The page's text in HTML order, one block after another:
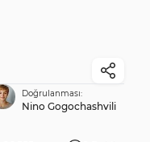
Doğrulanması:
Nino Gogochashvili